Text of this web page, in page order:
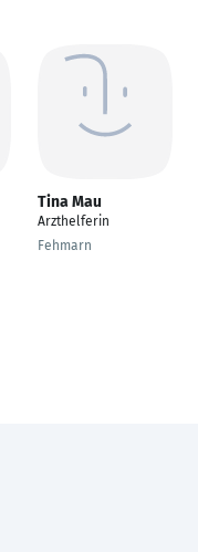
Tina Mau
Arzthelferin
Fehmarn